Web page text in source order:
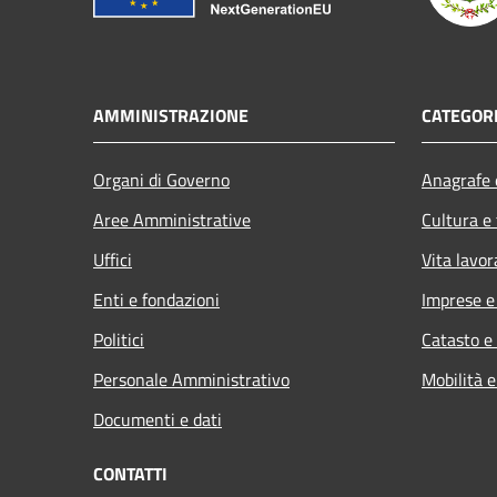
AMMINISTRAZIONE
Organi di Governo
Aree Amministrative
Uffici
Enti e fondazioni
Politici
Personale Amministrativo
Documenti e dati
Cultura
Vita
Imprese
Catasto
Mobilità
CONTATTI